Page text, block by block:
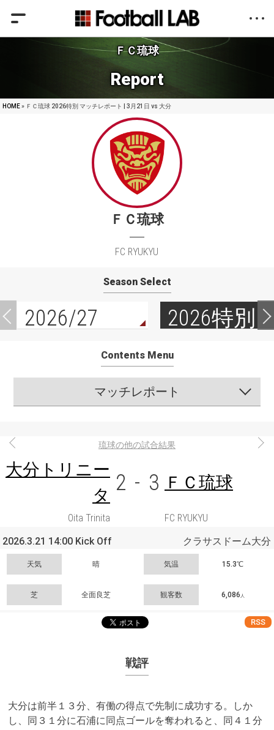
ＦＣ琉球
Report
HOME» ＦＣ琉球 2026特別 マッチレポート | 3月21日 vs 大分
ＦＣ琉球
FC RYUKYU
Season Select
2026/27 2026特別
Contents Menu
マッチレポート
琉球の他の試合結果
大分トリニー
タ 2 - 3 ＦＣ琉球
Oita Trinita
FC RYUKYU
2026.3.21 14:00 Kick Off
クラサスドーム大分
天気 晴 気温 15.3℃
芝 全面良芝 観客数 6,086 人
RSS
戦評
大分は前半１３分、有働の得点で先制に成功する。しか
し、同３１分に石浦に同点ゴールを奪われると、同４１分